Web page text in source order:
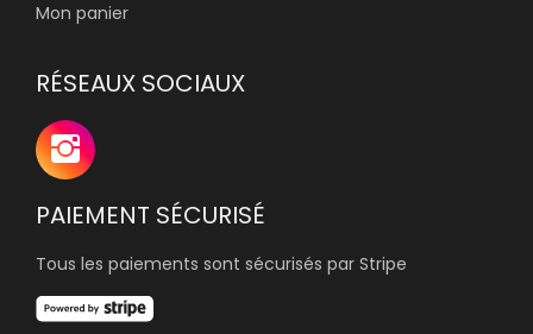
Mon panier
RÉSEAUX SOCIAUX
PAIEMENT SÉCURISÉ
Tous les paiements sont sécurisés par Stripe